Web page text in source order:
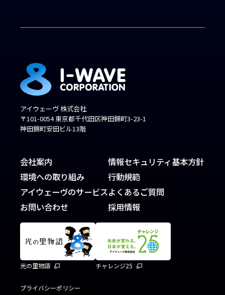
アイウェーヴ 株式会社
〒101-0054 東京都千代田区神田錦町3-23-1
神田錦町安田ビル13階
会社案内
環境への取り組み
アイウェーヴのサービス
お問い合わせ
情報セキュリティ基本方針
行動規範
よくあるご質問
採用情報
光の里物語 チャレンジ25
プライバシーポリシー